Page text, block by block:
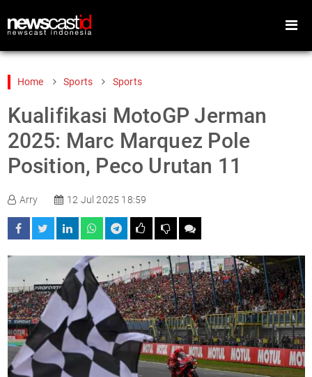
Home
Peristiwa
Teknologi
Video
Foto
Home Sports Sports
Kualifikasi MotoGP Jerman
2025: Marc Marquez Pole
Position, Peco Urutan 11
Arry 12 Jul 2025 18:59